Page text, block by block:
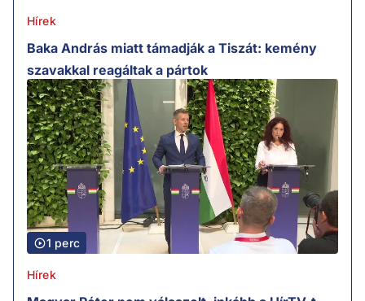
Hírek
Baka András miatt támadják a Tiszát: kemény
szavakkal reagáltak a pártok
1 perc
Hírek